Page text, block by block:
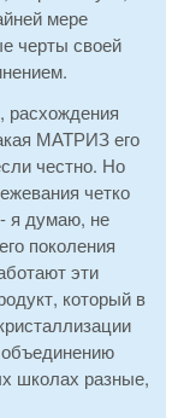
мере
черты своей
расхождения
МАТРИЗ его
честно. Но
четко
я думаю, не
поколения
эти
который в
школах разные,